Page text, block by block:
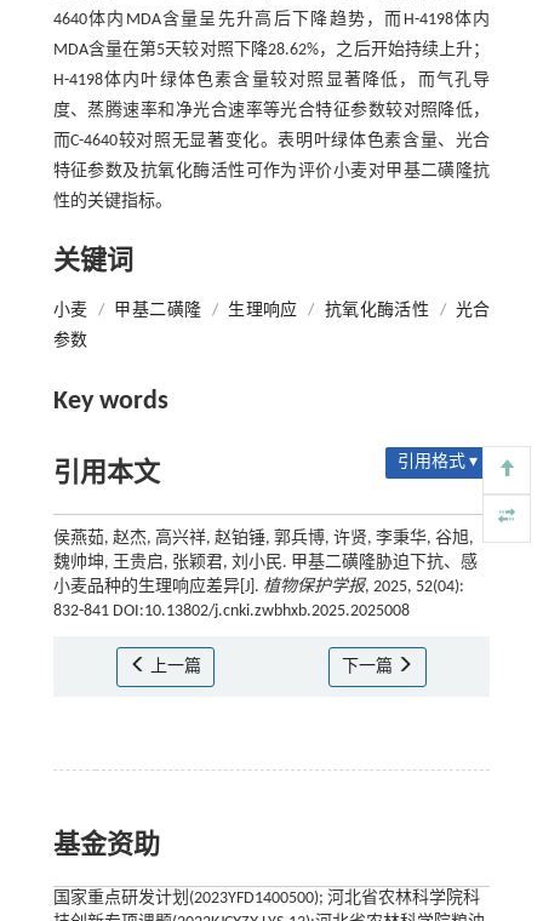
4640体内MDA含量呈先升高后下降趋势，而H-4198体内
MDA含量在第5天较对照下降28.62%，之后开始持续上升；
H-4198体内叶绿体色素含量较对照显著降低，而气孔导
度、蒸腾速率和净光合速率等光合特征参数较对照降低，
而C-4640较对照无显著变化。表明叶绿体色素含量、光合
特征参数及抗氧化酶活性可作为评价小麦对甲基二磺隆抗
性的关键指标。
关键词
小麦 / 甲基二磺隆 / 生理响应 / 抗氧化酶活性 / 光合
参数
Key words
引用本文 引用格式 ▾
侯燕茹, 赵杰, 高兴祥, 赵铂锤, 郭兵博, 许贤, 李秉华, 谷旭,
魏帅坤, 王贵启, 张颖君, 刘小民. 甲基二磺隆胁迫下抗、感
小麦品种的生理响应差异[J]. 植物保护学报, 2025, 52(04):
832-841 DOI:10.13802/j.cnki.zwbhxb.2025.2025008
上一篇 下一篇
基金资助
国家重点研发计划(2023YFD1400500); 河北省农林科学院科